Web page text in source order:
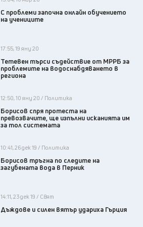
С проблеми започна онлайн обучението
на учениците
17:55, 19 яну 20
Тетевен търси съдействие от МРРБ за
проблемите на водоснабдяването в
региона
12:50, 10 яну 20 / Политика
Борисов спря протеста на
превозвачите, ще изпълни исканията им
за тол системата
10:41, 26 дек 19 / Политика
Борисов тръгна по следите на
загубената вода в Перник
14:11, 23 дек 19 / Свят
Дъждове и силен вятър удариха Гърция